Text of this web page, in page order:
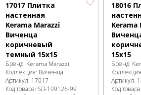
17017 Плитка
настенная
Kerama Marazzi
Виченца
коричневый
темный 15х15
Бренд: Kerama Marazzi
Коллекция: Виченца
Артикул: 17017
Код товара: SD-109126-99
18016
Kerama
15х15
Бренд:
Артикул:
Код товара: